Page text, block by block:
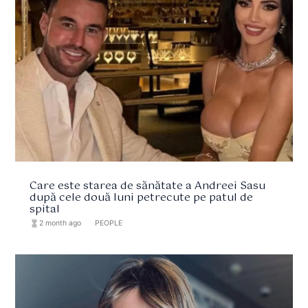
Care este starea de sănătate a Andreei Sasu
după cele două luni petrecute pe patul de
spital
hourglass_full 2 month ago PEOPLE